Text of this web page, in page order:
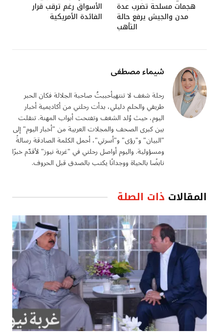
هجمات مسلحة تضرب عدة
مدن والجيش يرفع حالة
التأهب
الأسواق رغم ترقب قرار
الفائدة الأمريكية
شيماء مصطفى
رحلة شغف لا تنتهيأحببتُ صاحبة الجلالة فكان الحبر
طريقي والحلم دليلي، بدأت رحلتي من أكاديمية أخبار
اليوم، حيث وُلد الشغف وتفتحت أبواب المهنة. تنقلت
بين كبرى الصحف والمجلات العربية من "أخبار اليوم" إلى
"البيان" و"رؤى" و"أسرتي"، أحمل الكلمة الصادقة رسالةً
ومسؤولية. واليوم أواصل رحلتي في "غربة نيوز" لأقدّم خبرًا
نابضًا بالحياة ووجدانًا يكتب بالصدق قبل الحروف.
المقالات ذات الصلة